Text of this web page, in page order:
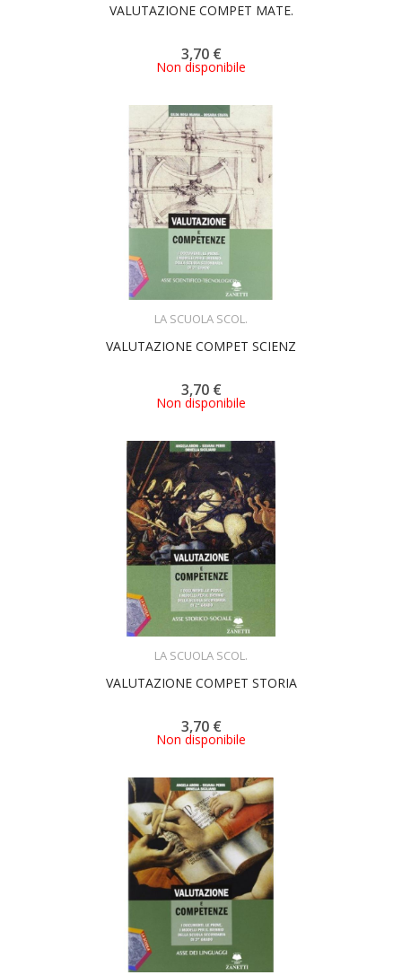
VALUTAZIONE COMPET MATE.
3,70 €
Non disponibile
LA SCUOLA SCOL.
VALUTAZIONE COMPET SCIENZ
3,70 €
Non disponibile
LA SCUOLA SCOL.
VALUTAZIONE COMPET STORIA
3,70 €
Non disponibile